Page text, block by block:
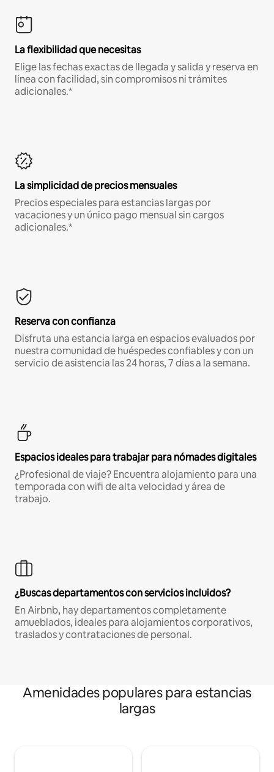
La flexibilidad que necesitas
Elige las fechas exactas de llegada y salida y reserva en
línea con facilidad, sin compromisos ni trámites
adicionales.*
La simplicidad de precios mensuales
Precios especiales para estancias largas por
vacaciones y un único pago mensual sin cargos
adicionales.*
Reserva con confianza
Disfruta una estancia larga en espacios evaluados por
nuestra comunidad de huéspedes confiables y con un
servicio de asistencia las 24 horas, 7 días a la semana.
Espacios ideales para trabajar para nómades digitales
¿Profesional de viaje? Encuentra alojamiento para una
temporada con wifi de alta velocidad y área de
trabajo.
¿Buscas departamentos con servicios incluidos?
En Airbnb, hay departamentos completamente
amueblados, ideales para alojamientos corporativos,
traslados y contrataciones de personal.
Amenidades populares para estancias
largas